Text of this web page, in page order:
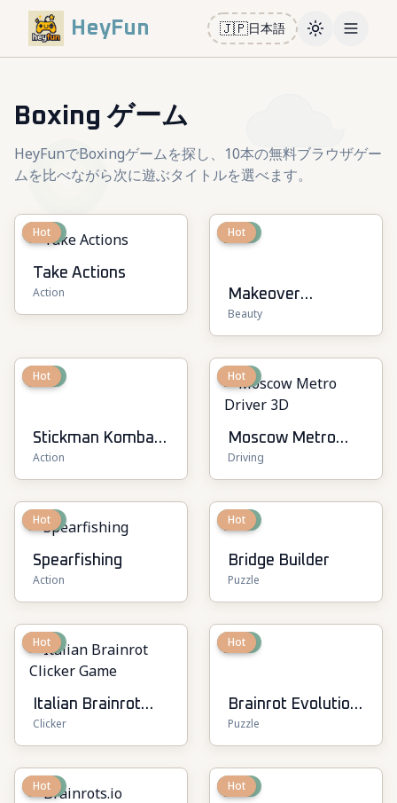
HeyFun 🇯🇵日本語 ToggleOpen
Boxing ゲーム
HeyFunでBoxingゲームを探し、10本の無料ブラウザゲー
ムを比べながら次に遊ぶタイトルを選べます。
New
Hot
Take Actions
Action
New
Hot
Makeover
Surgeons
Beauty
New
Hot
Stickman Kombat
2D
Action
New
Hot
Moscow Metro
Driver 3D
Driving
New
Hot
Spearfishing
Action
New
Hot
Bridge Builder
Puzzle
New
Hot
Italian Brainrot
Clicker Game
Clicker
New
Hot
Brainrot Evolution:
2048 Merge Fight
Puzzle
New
Hot New
Hot